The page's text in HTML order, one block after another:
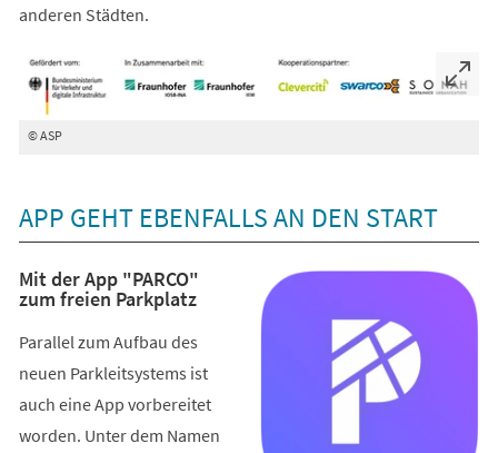
anderen Städten.
© ASP
APP GEHT EBENFALLS AN DEN START
Mit der App "PARCO"
zum freien Parkplatz
Parallel zum Aufbau des
neuen Parkleitsystems ist
auch eine App vorbereitet
worden. Unter dem Namen